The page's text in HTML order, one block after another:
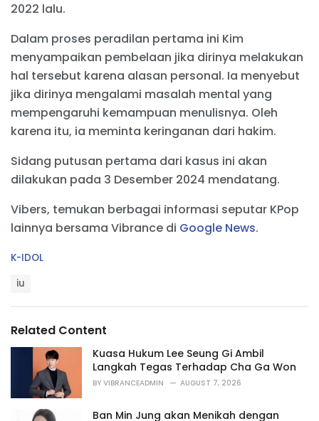
2022 lalu.
Dalam proses peradilan pertama ini Kim
menyampaikan pembelaan jika dirinya melakukan
hal tersebut karena alasan personal. Ia menyebut
jika dirinya mengalami masalah mental yang
mempengaruhi kemampuan menulisnya. Oleh
karena itu, ia meminta keringanan dari hakim.
Sidang putusan pertama dari kasus ini akan
dilakukan pada 3 Desember 2024 mendatang.
Vibers, temukan berbagai informasi seputar KPop
lainnya bersama Vibrance di Google News.
C
r
i
K-IDOL
:
iu
Related Content
Kuasa Hukum Lee Seung Gi Ambil
Langkah Tegas Terhadap Cha Ga Won
BY VIBRANCEADMIN AUGUST 7, 2026
Ban Min Jung akan Menikah dengan